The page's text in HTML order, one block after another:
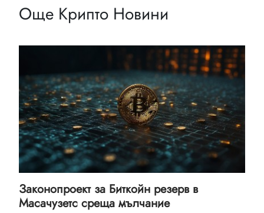
Още Крипто Новини
Законопроект за Биткойн резерв в
Масачузетс среща мълчание